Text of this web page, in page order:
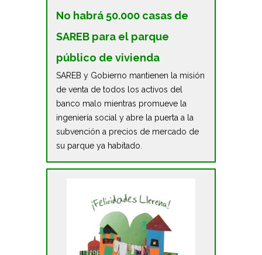
No habrá 50.000 casas de
SAREB para el parque
público de vivienda
SAREB y Gobierno mantienen la misión
de venta de todos los activos del
banco malo mientras promueve la
ingeniería social y abre la puerta a la
subvención a precios de mercado de
su parque ya habitado.